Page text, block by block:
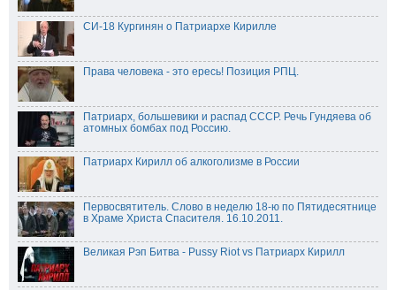
СИ-18 Кургинян о Патриархе Кирилле
Права человека - это ересь! Позиция РПЦ.
Патриарх, большевики и распад СССР. Речь Гундяева об
атомных бомбах под Россию.
Патриарх Кирилл об алкоголизме в России
Первосвятитель. Слово в неделю 18-ю по Пятидесятнице
в Храме Христа Спасителя. 16.10.2011.
Великая Рэп Битва - Pussy Riot vs Патриарх Кирилл